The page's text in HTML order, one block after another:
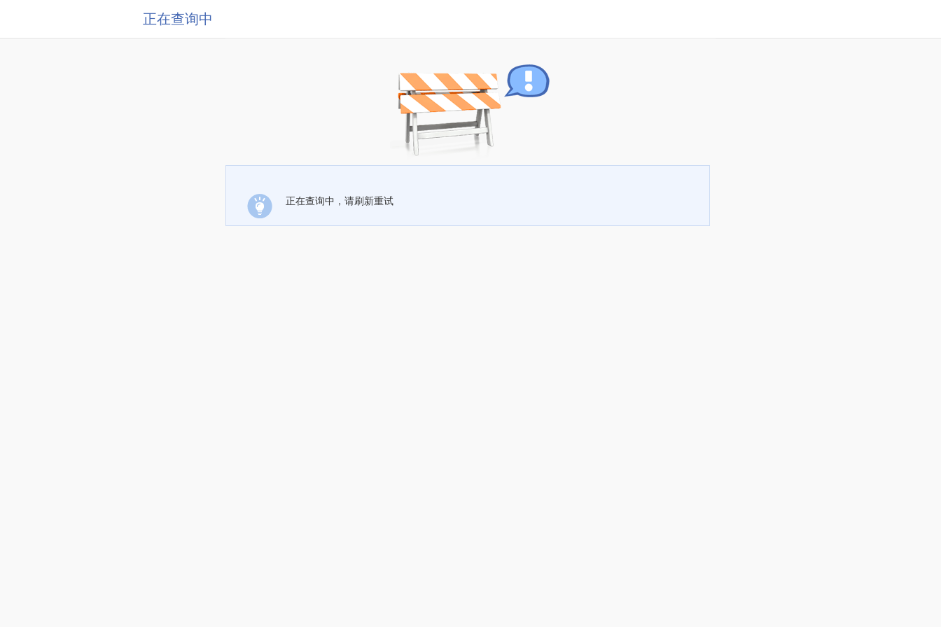
正在查询中
正在查询中，请刷新重试